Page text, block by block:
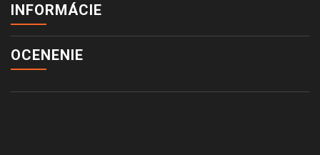
INFORMÁCIE
OCENENIE